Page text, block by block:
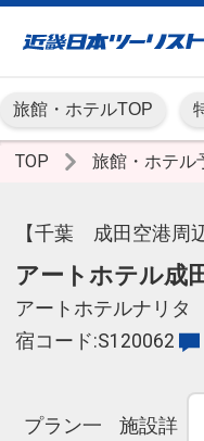
旅館・ホテルTOP
TOP 旅館・ホテル
【千葉 成田空港周
アートホテル成
アートホテルナリタ
宿コード:S120062
プラン一
施設詳